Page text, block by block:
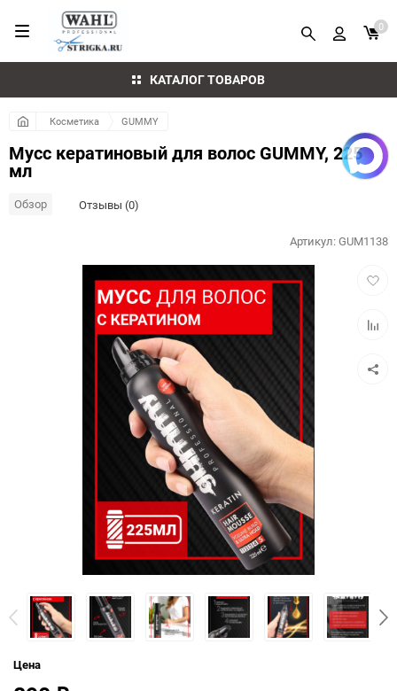
КАТАЛОГ ТОВАРОВ
0
Косметика GUMMY
Мусс кератиновый для волос GUMMY, 225
мл
Обзор Отзывы (0)
Артикул:GUM1138
Цена